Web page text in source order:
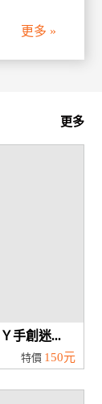
更多 »
更多
手創迷...
特價 150元